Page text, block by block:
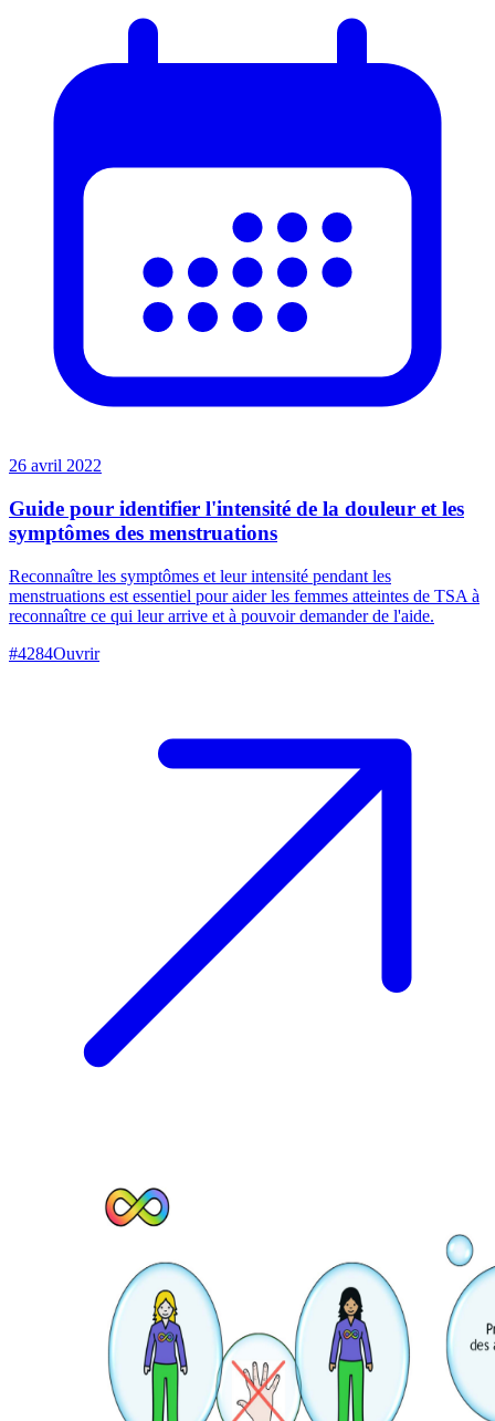
26 avril 2022
Guide pour identifier l'intensité de la douleur et les
symptômes des menstruations
Reconnaître les symptômes et leur intensité pendant les
menstruations est essentiel pour aider les femmes atteintes de TSA à
reconnaître ce qui leur arrive et à pouvoir demander de l'aide.
#4284Ouvrir